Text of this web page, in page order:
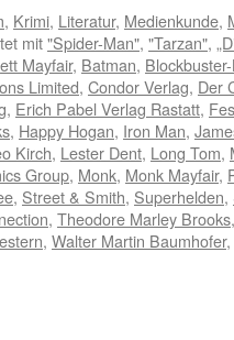
, Krimi, Literatur, Medienkunde,
mit"Spider-Man", "Tarzan",
Mayfair, Batman,
Limited, Condor Verlag, Der
, Erich Pabel Verlag Rastatt,
, Happy Hogan, Iron Man,
Kirch, Lester Dent, Long Tom,
Group, Monk, Monk Mayfair,
, Street & Smith, Superhelden,
, Theodore Marley Brooks
, Walter Martin Baumhofer,